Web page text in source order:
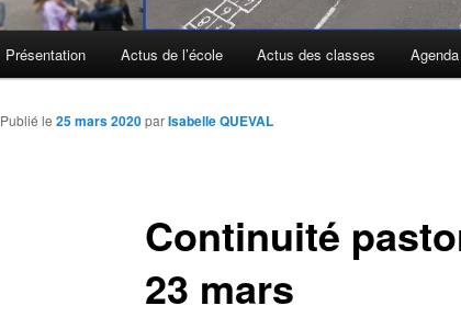
Aller au contenu principal
Aller au contenu secondaire
Présentation Actus de l’école Actus des classes Agenda
Continuité
23 mars
Publié le 25 mars 2020parIsabelle QUEVAL